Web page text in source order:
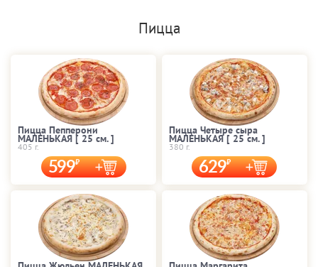
Пицца
Пицца Пепперони
МАЛЕНЬКАЯ [ 25 cм. ]
405 г.
599
Пицца Четыре сыра
МАЛЕНЬКАЯ [ 25 cм. ]
380 г.
629